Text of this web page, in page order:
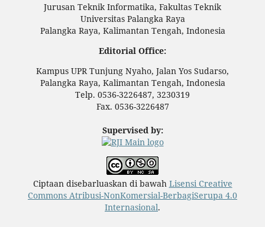
Jurusan Teknik Informatika, Fakultas Teknik
Universitas Palangka Raya
Palangka Raya, Kalimantan Tengah, Indonesia
Editorial Office:
Kampus UPR Tunjung Nyaho, Jalan Yos Sudarso,
Palangka Raya, Kalimantan Tengah, Indonesia
Telp. 0536-3226487, 3230319
Fax. 0536-3226487
Supervised by:
Ciptaan disebarluaskan di bawah Lisensi Creative
Commons Atribusi-NonKomersial-BerbagiSerupa 4.0
Internasional.